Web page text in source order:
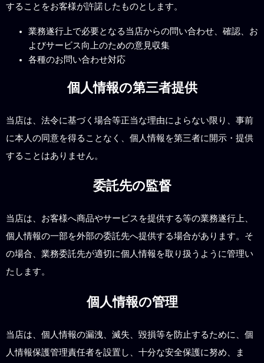
することをお客様が許諾したものとします。
業務遂行上で必要となる当店からの問い合わせ、確認、お
よびサービス向上のための意見収集
各種のお問い合わせ対応
個人情報の第三者提供
当店は、法令に基づく場合等正当な理由によらない限り、事前
に本人の同意を得ることなく、個人情報を第三者に開示・提供
することはありません。
委託先の監督
当店は、お客様へ商品やサービスを提供する等の業務遂行上、
個人情報の一部を外部の委託先へ提供する場合があります。そ
の場合、業務委託先が適切に個人情報を取り扱うように管理い
たします。
個人情報の管理
当店は、個人情報の漏洩、滅失、毀損等を防止するために、個
人情報保護管理責任者を設置し、十分な安全保護に努め、ま